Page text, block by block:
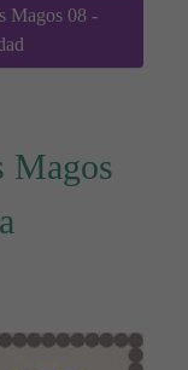
Magos 08 -
Magos